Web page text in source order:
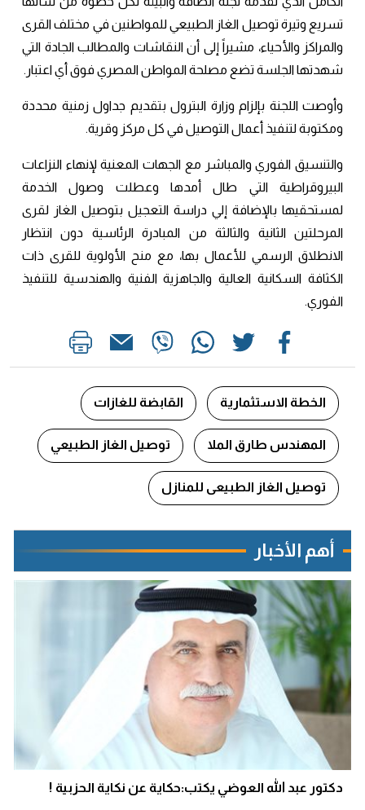
تسريع وتيرة توصيل الغاز الطبيعي للمواطنين في مختلف القرى
والمراكز والأحياء، مشيراً إلى أن النقاشات والمطالب الجادة التي
شهدتها الجلسة تضع مصلحة المواطن المصري فوق أي اعتبار.
وأوصت اللجنة بإلزام وزارة البترول بتقديم جداول زمنية محددة
ومكتوبة لتنفيذ أعمال التوصيل في كل مركز وقرية.
والتنسيق الفوري والمباشر مع الجهات المعنية لإنهاء النزاعات
البيروقراطية التي طال أمدها وعطلت وصول الخدمة
لمستحقيها بالإضافة إلي دراسة التعجيل بتوصيل الغاز لقرى
المرحلتين الثانية والثالثة من المبادرة الرئاسية دون انتظار
الانطلاق الرسمي للأعمال بها، مع منح الأولوية للقرى ذات
الكثافة السكانية العالية والجاهزية الفنية والهندسية للتنفيذ
الفوري.
الخطة الاستثمارية القابضة للغازات
المهندس طارق الملا توصيل الغاز الطبيعي
توصيل الغاز الطبيعى للمنازل
أهم الأخبار
دكتور عبد الله العوضي يكتب:حكاية عن نكاية الحزبية !